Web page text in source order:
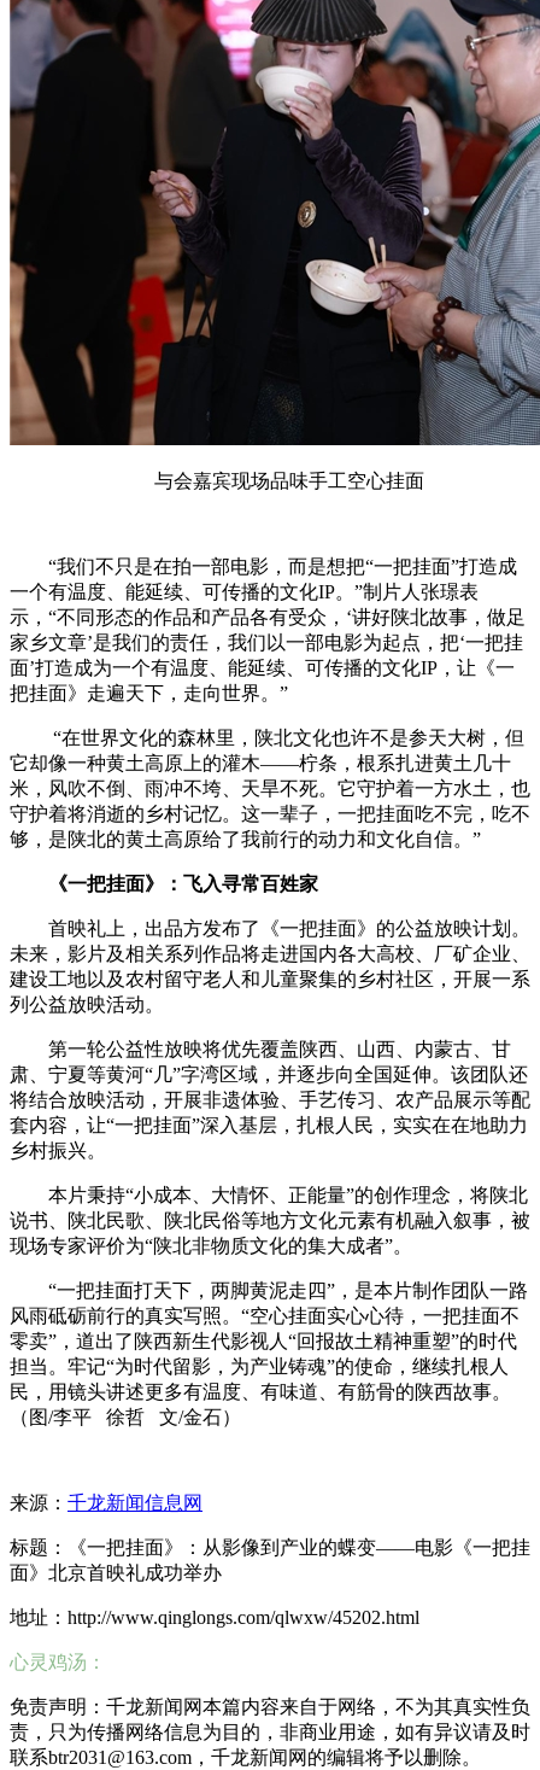
与会嘉宾现场品味手工空心挂面
“我们不只是在拍一部电影，而是想把“一把挂面”打造成
一个有温度、能延续、可传播的文化IP。”制片人张璟表
示，“不同形态的作品和产品各有受众，‘讲好陕北故事，做足
家乡文章’是我们的责任，我们以一部电影为起点，把‘一把挂
面’打造成为一个有温度、能延续、可传播的文化IP，让《一
把挂面》走遍天下，走向世界。”
“在世界文化的森林里，陕北文化也许不是参天大树，但
它却像一种黄土高原上的灌木——柠条，根系扎进黄土几十
米，风吹不倒、雨冲不垮、天旱不死。它守护着一方水土，也
守护着将消逝的乡村记忆。这一辈子，一把挂面吃不完，吃不
够，是陕北的黄土高原给了我前行的动力和文化自信。”
《一把挂面》：飞入寻常百姓家
首映礼上，出品方发布了《一把挂面》的公益放映计划。
未来，影片及相关系列作品将走进国内各大高校、厂矿企业、
建设工地以及农村留守老人和儿童聚集的乡村社区，开展一系
列公益放映活动。
第一轮公益性放映将优先覆盖陕西、山西、内蒙古、甘
肃、宁夏等黄河“几”字湾区域，并逐步向全国延伸。该团队还
将结合放映活动，开展非遗体验、手艺传习、农产品展示等配
套内容，让“一把挂面”深入基层，扎根人民，实实在在地助力
乡村振兴。
本片秉持“小成本、大情怀、正能量”的创作理念，将陕北
说书、陕北民歌、陕北民俗等地方文化元素有机融入叙事，被
现场专家评价为“陕北非物质文化的集大成者”。
“一把挂面打天下，两脚黄泥走四”，是本片制作团队一路
风雨砥砺前行的真实写照。“空心挂面实心心待，一把挂面不
零卖”，道出了陕西新生代影视人“回报故土精神重塑”的时代
担当。牢记“为时代留影，为产业铸魂”的使命，继续扎根人
民，用镜头讲述更多有温度、有味道、有筋骨的陕西故事。
（图/李平 徐哲 文/金石）
来源： 千龙新闻信息网
标题：《一把挂面》：从影像到产业的蝶变——电影《一把挂
面》北京首映礼成功举办
地址：http://www.qinglongs.com/qlwxw/45202.html
心灵鸡汤：
免责声明：千龙新闻网本篇内容来自于网络，不为其真实性负
责，只为传播网络信息为目的，非商业用途，如有异议请及时
联系btr2031@163.com，千龙新闻网的编辑将予以删除。